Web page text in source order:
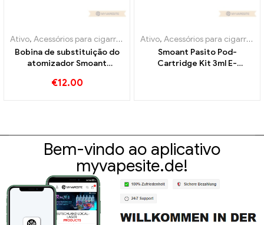
Ativo, Acessórios para cigarros eletrônicos ,Evaporador
Bobina de substituição do
atomizador Smoant
unidades/pacote cigarros
€12.00
Ativo, Acessórios para cigarros eletrônicos
Smoant Pasito Pod-
Cartridge Kit 3ml E-
Bem-vindo ao aplicativo
myvapesite.de!